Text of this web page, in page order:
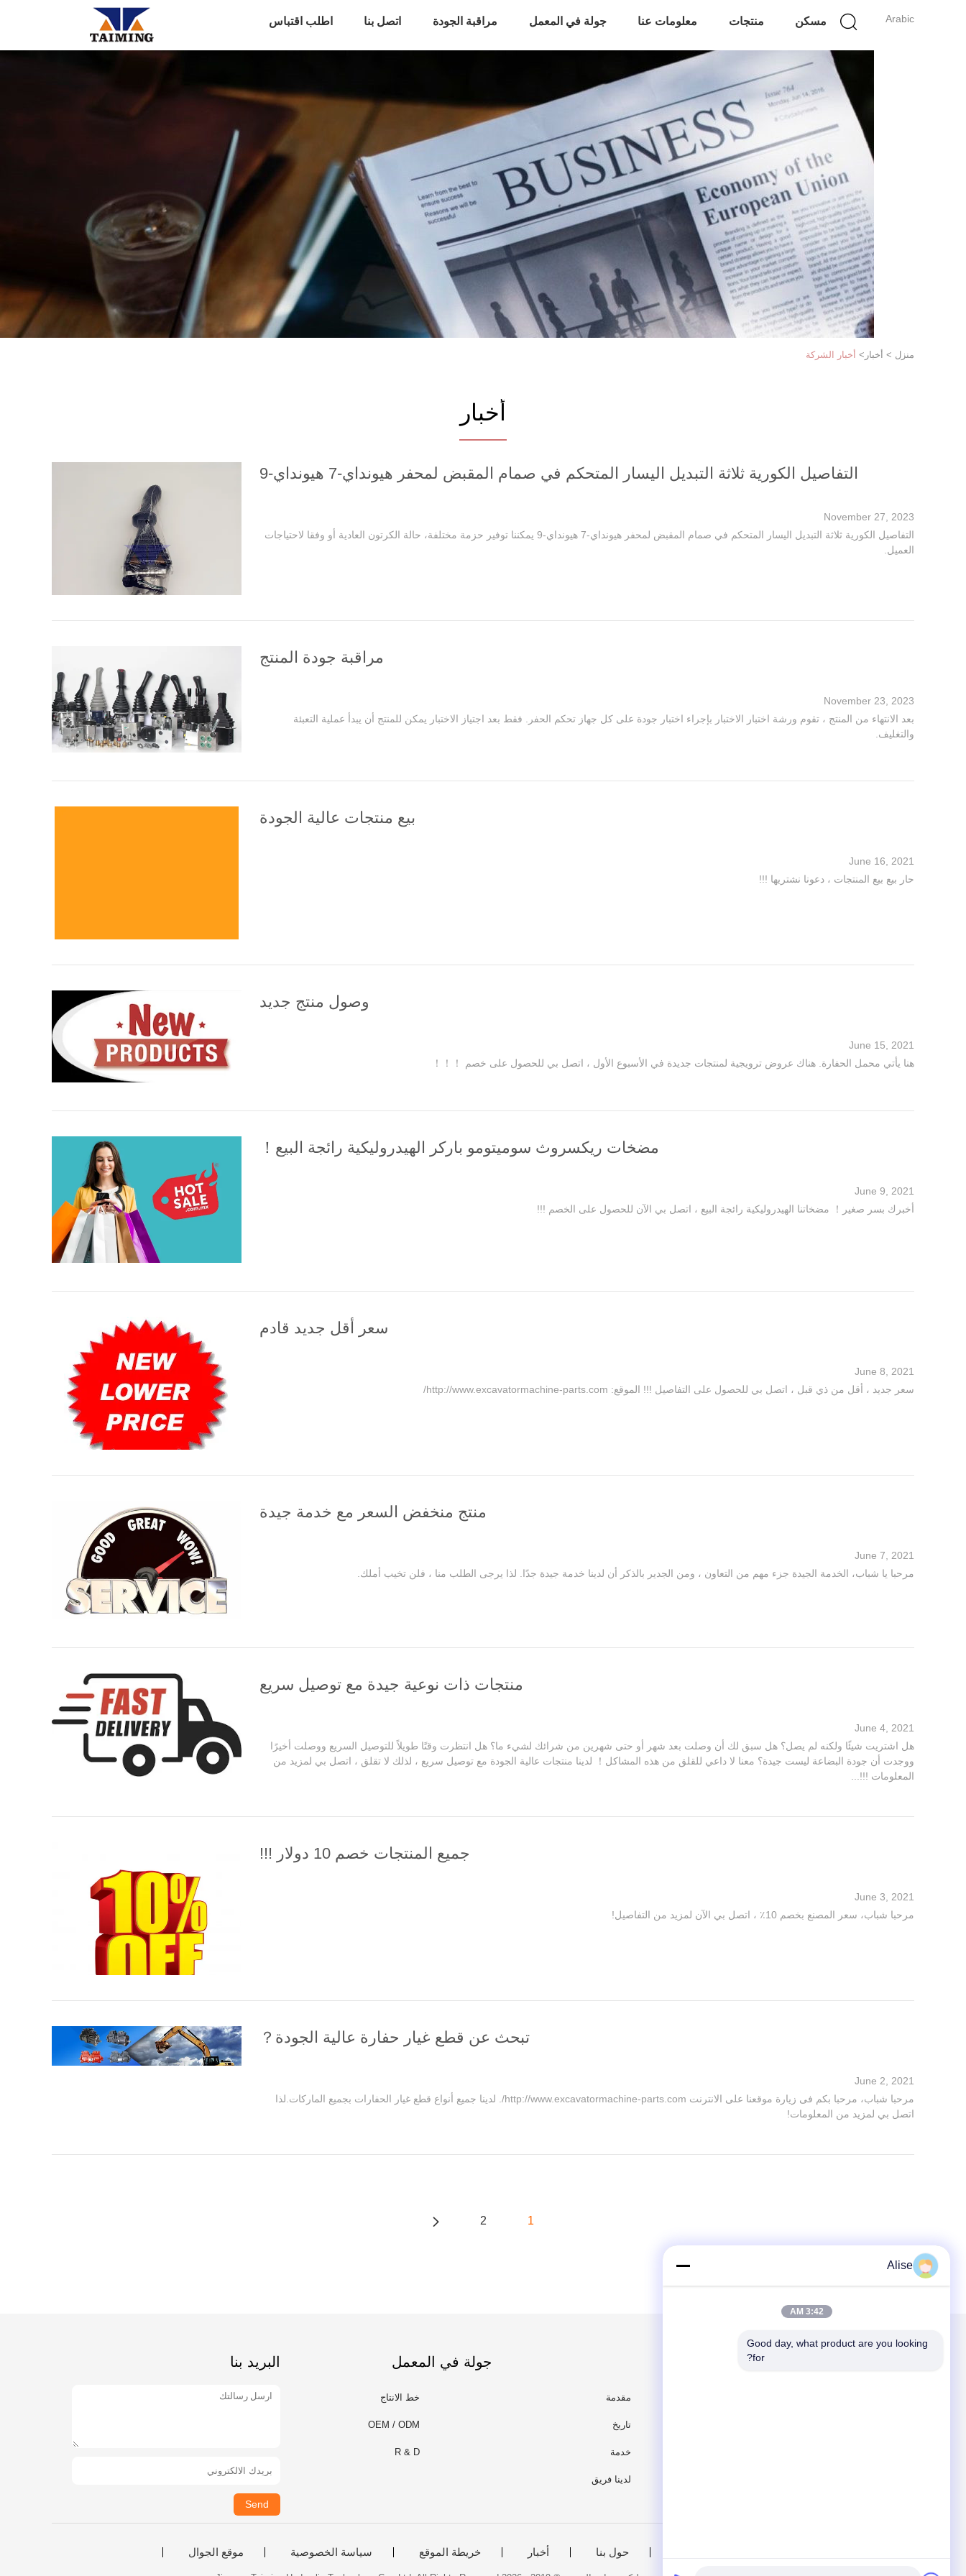
Arabic مسكن منتجات معلومات عنا جولة في المعمل مراقبة الجودة اتصل بنا اطلب اقتباس
منزل > أخبار > أخبار الشركة
أخبار
التفاصيل الكورية ثلاثة التبديل اليسار المتحكم في صمام المقبض لمحفر هيونداي-7 هيونداي-9
November 27, 2023
التفاصيل الكورية ثلاثة التبديل اليسار المتحكم في صمام المقبض لمحفر هيونداي-7 هيونداي-9 يمكننا توفير حزمة مختلفة، حالة الكرتون العادية أو وفقا لاحتياجات
العميل.
مراقبة جودة المنتج
November 23, 2023
بعد الانتهاء من المنتج ، تقوم ورشة اختبار الاختبار بإجراء اختبار جودة على كل جهاز تحكم الحفر. فقط بعد اجتياز الاختبار يمكن للمنتج أن يبدأ عملية التعبئة
والتغليف.
بيع منتجات عالية الجودة
June 16, 2021
حار بيع بيع المنتجات ، دعونا نشتريها !!!
وصول منتج جديد
June 15, 2021
هنا يأتي محمل الحفارة. هناك عروض ترويجية لمنتجات جديدة في الأسبوع الأول ، اتصل بي للحصول على خصم ！！！
مضخات ريكسروث سوميتومو باركر الهيدروليكية رائجة البيع！
June 9, 2021
أخبرك بسر صغير！ مضخاتنا الهيدروليكية رائجة البيع ، اتصل بي الآن للحصول على الخصم !!!
سعر أقل جديد قادم
June 8, 2021
سعر جديد ، أقل من ذي قبل ، اتصل بي للحصول على التفاصيل !!! الموقع: http://www.excavatormachine-parts.com/
منتج منخفض السعر مع خدمة جيدة
June 7, 2021
مرحبا يا شباب، الخدمة الجيدة جزء مهم من التعاون ، ومن الجدير بالذكر أن لدينا خدمة جيدة جدًا. لذا يرجى الطلب منا ، فلن تخيب أملك.
منتجات ذات نوعية جيدة مع توصيل سريع
June 4, 2021
هل اشتريت شيئًا ولكنه لم يصل؟ هل سبق لك أن وصلت بعد شهر أو حتى شهرين من شرائك لشيء ما؟ هل انتظرت وقتًا طويلاً للتوصيل السريع ووصلت أخيرًا
ووجدت أن جودة البضاعة ليست جيدة؟ معنا لا داعي للقلق من هذه المشاكل！ لدينا منتجات عالية الجودة مع توصيل سريع ، لذلك لا تقلق ، اتصل بي لمزيد من
المعلومات !!!...
جميع المنتجات خصم 10 دولار !!!
June 3, 2021
مرحبا شباب، سعر المصنع بخصم 10٪ ، اتصل بي الآن لمزيد من التفاصيل!
تبحث عن قطع غيار حفارة عالية الجودة？
June 2, 2021
مرحبا شباب، مرحبا بكم فى زيارة موقعنا على الانترنت http://www.excavatormachine-parts.com/. لدينا جميع أنواع قطع غيار الحفارات بجميع الماركات.لذا
اتصل بي لمزيد من المعلومات!
1
2
مقدمة
تاريخ
خدمة
لدينا فريق
جولة في المعمل
خط الانتاج
OEM / ODM
R & D
البريد بنا
Send
حول بنا أخبار خريطة الموقع سياسة الخصوصية موقع الجوال
Alise
3:42 AM
Good day, what product are you looking
for?